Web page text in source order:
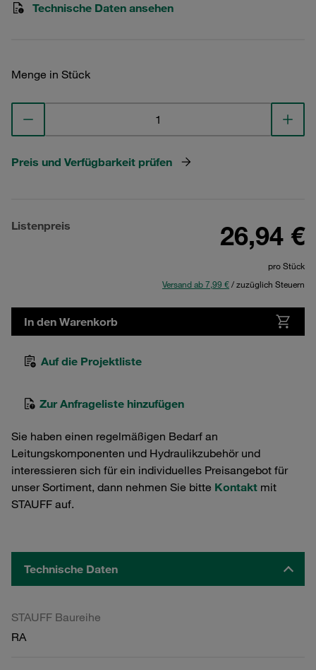
Technische Daten ansehen
Menge in Stück
Preis und Verfügbarkeit prüfen
Listenpreis 26,94 €
pro Stück
Versand ab 7,99 €/ zuzüglich Steuern
In den Warenkorb
Auf die Projektliste
Zur Anfrageliste hinzufügen
Sie haben einen regelmäßigen Bedarf an
Leitungskomponenten und Hydraulikzubehör und
interessieren sich für ein individuelles Preisangebot für
unser Sortiment, dann nehmen Sie bitte Kontakt mit
STAUFF auf.
Technische Daten
STAUFF Baureihe
RA